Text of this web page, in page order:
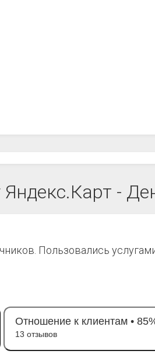
Яндекс.Карт -
Пользовались
Отношение к клиентам •
13 отзывов